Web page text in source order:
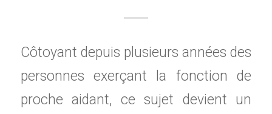
Côtoyant depuis plusieurs années des
personnes exerçant la fonction de
proche aidant, ce sujet devient un